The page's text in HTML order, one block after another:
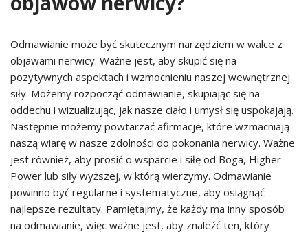
Odmawianie może być skutecznym narzędziem w walce z
objawami nerwicy. Ważne jest, aby skupić się na
pozytywnych aspektach i wzmocnieniu naszej wewnętrznej
siły. Możemy rozpocząć odmawianie, skupiając się na
oddechu i wizualizując, jak nasze ciało i umysł się uspokajają.
Następnie możemy powtarzać afirmacje, które wzmacniają
naszą wiarę w nasze zdolności do pokonania nerwicy. Ważne
jest również, aby prosić o wsparcie i siłę od Boga, Higher
Power lub siły wyższej, w którą wierzymy. Odmawianie
powinno być regularne i systematyczne, aby osiągnąć
najlepsze rezultaty. Pamiętajmy, że każdy ma inny sposób
na odmawianie, więc ważne jest, aby znaleźć ten, który